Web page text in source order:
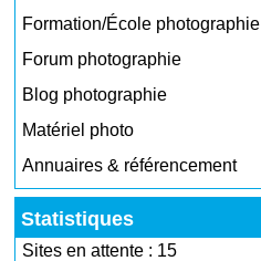
Formation/École photographie
Forum photographie
Blog photographie
Matériel photo
Annuaires & référencement
Statistiques
Sites en attente : 15